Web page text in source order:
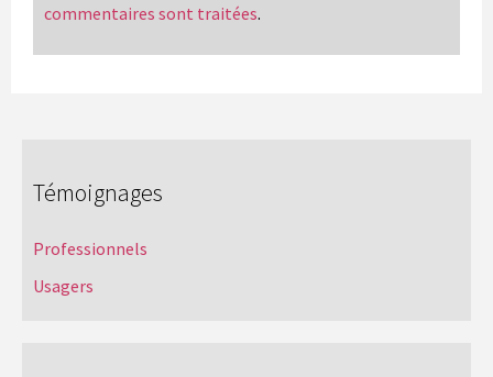
commentaires sont traitées.
Témoignages
Professionnels
Usagers